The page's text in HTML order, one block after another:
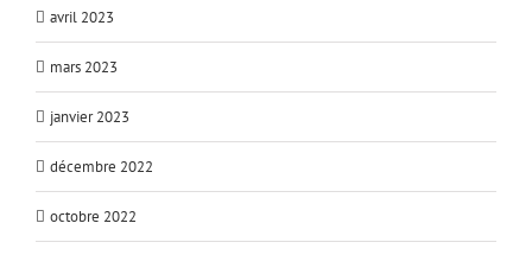
avril 2023
mars 2023
janvier 2023
décembre 2022
octobre 2022